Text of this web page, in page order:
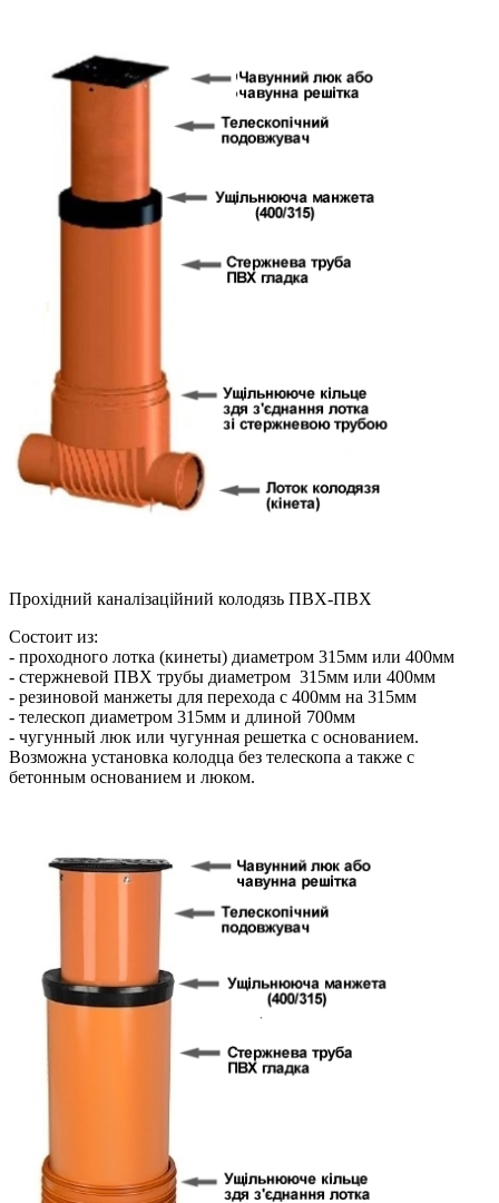
Прохідний каналізаційний колодязь ПВХ-ПВХ
Состоит из:
- проходного лотка (кинеты) диаметром 315мм или 400мм
- стержневой ПВХ трубы диаметром 315мм или 400мм
- резиновой манжеты для перехода с 400мм на 315мм
- телескоп диаметром 315мм и длиной 700мм
- чугунный люк или чугунная решетка с основанием.
Возможна установка колодца без телескопа а также с
бетонным основанием и люком.